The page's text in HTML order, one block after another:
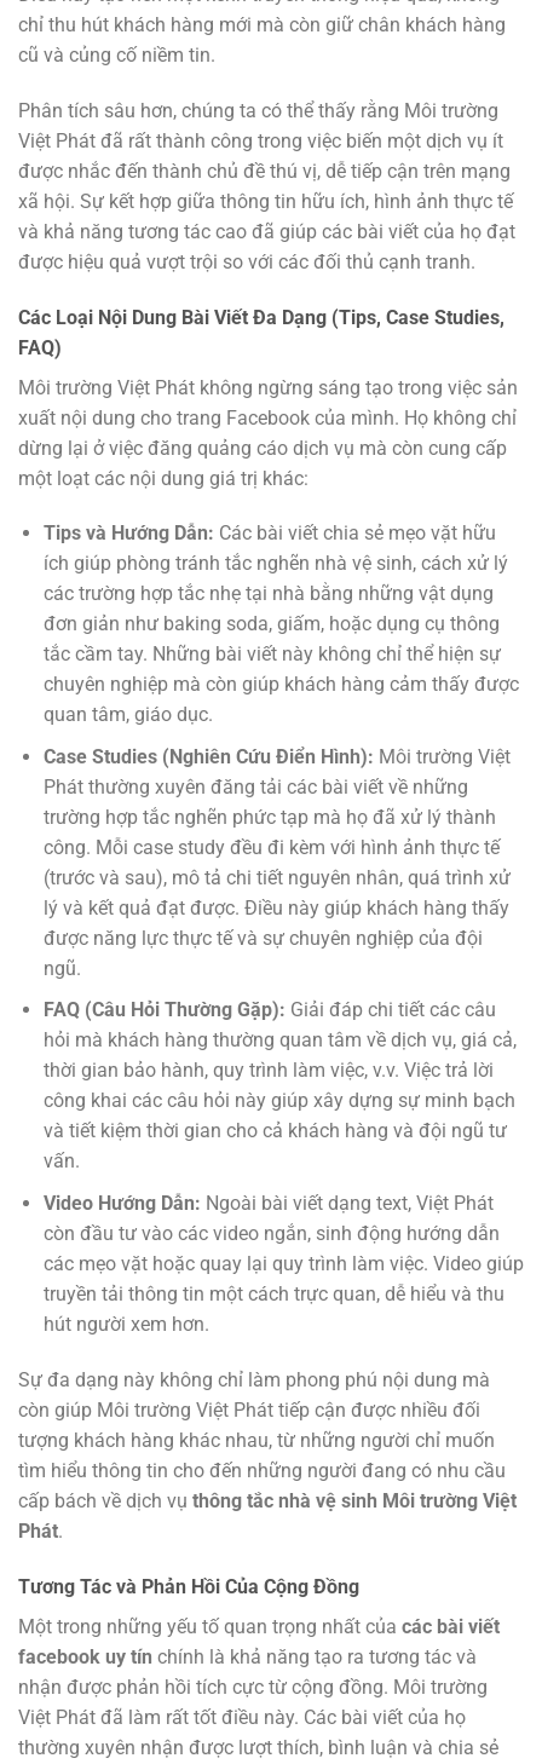
chỉ thu hút khách hàng mới mà còn giữ chân khách hàng
cũ và củng cố niềm tin.
Phân tích sâu hơn, chúng ta có thể thấy rằng Môi trường
Việt Phát đã rất thành công trong việc biến một dịch vụ ít
được nhắc đến thành chủ đề thú vị, dễ tiếp cận trên mạng
xã hội. Sự kết hợp giữa thông tin hữu ích, hình ảnh thực tế
và khả năng tương tác cao đã giúp các bài viết của họ đạt
được hiệu quả vượt trội so với các đối thủ cạnh tranh.
Các Loại Nội Dung Bài Viết Đa Dạng (Tips, Case Studies,
FAQ)
Môi trường Việt Phát không ngừng sáng tạo trong việc sản
xuất nội dung cho trang Facebook của mình. Họ không chỉ
dừng lại ở việc đăng quảng cáo dịch vụ mà còn cung cấp
một loạt các nội dung giá trị khác:
Tips và Hướng Dẫn: Các bài viết chia sẻ mẹo vặt hữu
ích giúp phòng tránh tắc nghẽn nhà vệ sinh, cách xử lý
các trường hợp tắc nhẹ tại nhà bằng những vật dụng
đơn giản như baking soda, giấm, hoặc dụng cụ thông
tắc cầm tay. Những bài viết này không chỉ thể hiện sự
chuyên nghiệp mà còn giúp khách hàng cảm thấy được
quan tâm, giáo dục.
Case Studies (Nghiên Cứu Điển Hình): Môi trường Việt
Phát thường xuyên đăng tải các bài viết về những
trường hợp tắc nghẽn phức tạp mà họ đã xử lý thành
công. Mỗi case study đều đi kèm với hình ảnh thực tế
(trước và sau), mô tả chi tiết nguyên nhân, quá trình xử
lý và kết quả đạt được. Điều này giúp khách hàng thấy
được năng lực thực tế và sự chuyên nghiệp của đội
ngũ.
FAQ (Câu Hỏi Thường Gặp): Giải đáp chi tiết các câu
hỏi mà khách hàng thường quan tâm về dịch vụ, giá cả,
thời gian bảo hành, quy trình làm việc, v.v. Việc trả lời
công khai các câu hỏi này giúp xây dựng sự minh bạch
và tiết kiệm thời gian cho cả khách hàng và đội ngũ tư
vấn.
Video Hướng Dẫn: Ngoài bài viết dạng text, Việt Phát
còn đầu tư vào các video ngắn, sinh động hướng dẫn
các mẹo vặt hoặc quay lại quy trình làm việc. Video giúp
truyền tải thông tin một cách trực quan, dễ hiểu và thu
hút người xem hơn.
Sự đa dạng này không chỉ làm phong phú nội dung mà
còn giúp Môi trường Việt Phát tiếp cận được nhiều đối
tượng khách hàng khác nhau, từ những người chỉ muốn
tìm hiểu thông tin cho đến những người đang có nhu cầu
cấp bách về dịch vụ thông tắc nhà vệ sinh Môi trường Việt
Phát.
Tương Tác và Phản Hồi Của Cộng Đồng
Một trong những yếu tố quan trọng nhất của các bài viết
facebook uy tín chính là khả năng tạo ra tương tác và
nhận được phản hồi tích cực từ cộng đồng. Môi trường
Việt Phát đã làm rất tốt điều này. Các bài viết của họ
thường xuyên nhận được lượt thích, bình luận và chia sẻ